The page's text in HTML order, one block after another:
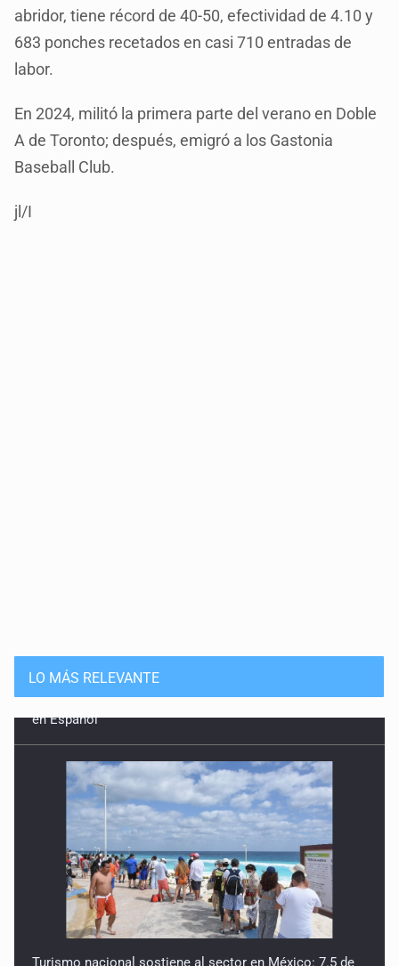
abridor, tiene récord de 40-50, efectividad de 4.10 y
683 ponches recetados en casi 710 entradas de
labor.
En 2024, militó la primera parte del verano en Doble
A de Toronto; después, emigró a los Gastonia
Baseball Club.
jl/I
LO MÁS RELEVANTE
Turismo nacional sostiene al sector en México: 7.5 de
cada 10 huéspedes son mexicanos